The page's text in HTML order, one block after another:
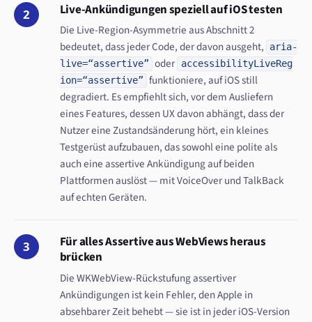
2 Live-Ankündigungen speziell auf iOS testen
Die Live-Region-Asymmetrie aus Abschnitt 2
bedeutet, dass jeder Code, der davon ausgeht,
aria-
live=“assertive” oder
accessibilityLiveReg
ion=“assertive” funktioniere, auf iOS still
degradiert. Es empfiehlt sich, vor dem Ausliefern
eines Features, dessen UX davon abhängt, dass der
Nutzer eine Zustandsänderung hört, ein kleines
Testgerüst aufzubauen, das sowohl eine polite als
auch eine assertive Ankündigung auf beiden
Plattformen auslöst — mit VoiceOver und TalkBack
auf echten Geräten.
3
Für alles Assertive aus WebViews heraus
brücken
Die WKWebView-Rückstufung assertiver
Ankündigungen ist kein Fehler, den Apple in
absehbarer Zeit behebt — sie ist in jeder iOS-Version